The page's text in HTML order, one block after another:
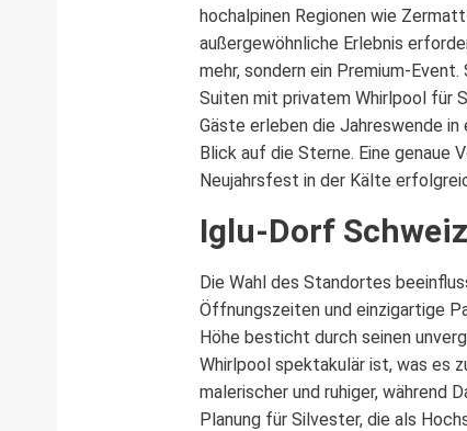
hochalpinen Regionen wie
außergewöhnliche Erlebnis
mehr, sondern ein Premium-
Suiten mit privatem Whirlpool für
Gäste erleben die Jahreswende
Blick auf die Sterne. Eine genaue
Neujahrsfest in der Kälte
Iglu-Dorf
Die Wahl des Standortes
Öffnungszeiten und einzigartige
Höhe besticht durch seinen
Whirlpool spektakulär ist, was es
malerischer und ruhiger, während
Planung für Silvester, die als